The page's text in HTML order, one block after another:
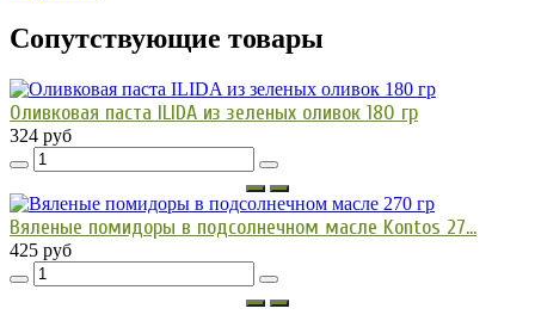
Сопутствующие товары
Оливковая паста ILIDA из зеленых оливок 180 гр
324 руб
Вяленые помидоры в подсолнечном масле Kontos 27...
425 руб